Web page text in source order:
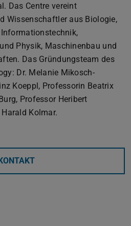
Das Centre vereint
Wissenschaftler aus Biologie,
Physik, Maschinenbau und
Das Gründungsteam des
Dr. Melanie Mikosch-
Koeppl, Professorin Beatrix
Professor Heribert
Kolmar.